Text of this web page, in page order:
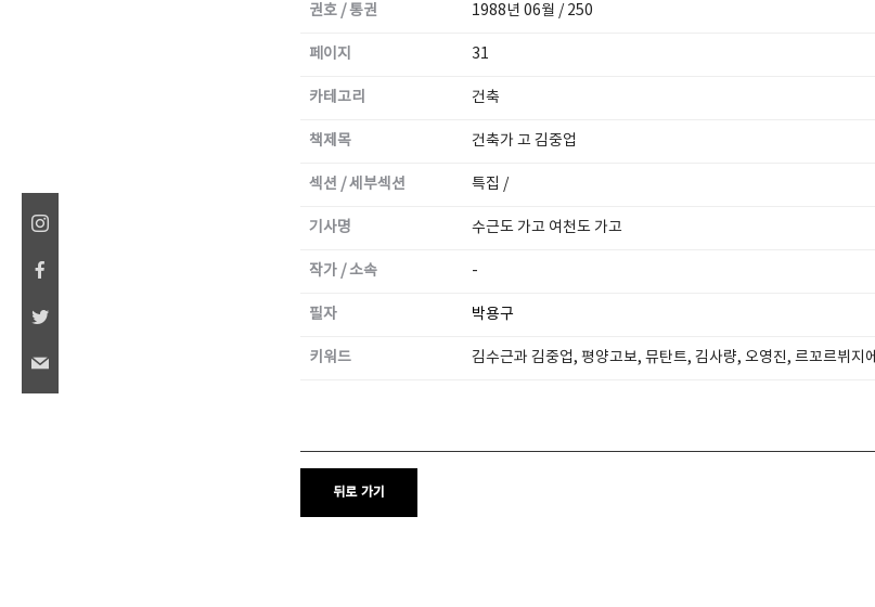
SPACE 소개
공지사항
기사문의
권호 / 통권 1988년 06월 / 250
페이지 31
카테고리 건축
책제목 건축가 고 김중업
섹션 / 세부섹션 특집 /
기사명 수근도 가고 여천도 가고
작가 / 소속 -
필자 박용구
키워드 김수근과 김중업, 평양고보, 뮤탄트, 김사량, 오영진, 르꼬르뷔지에
뒤로 가기